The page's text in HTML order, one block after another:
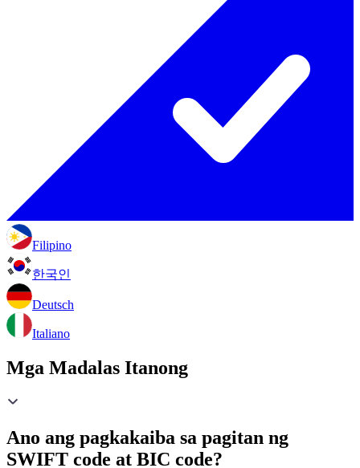
Filipino
한국인
Deutsch
Italiano
Mga Madalas Itanong
Ano ang pagkakaiba sa pagitan ng
SWIFT code at BIC code?